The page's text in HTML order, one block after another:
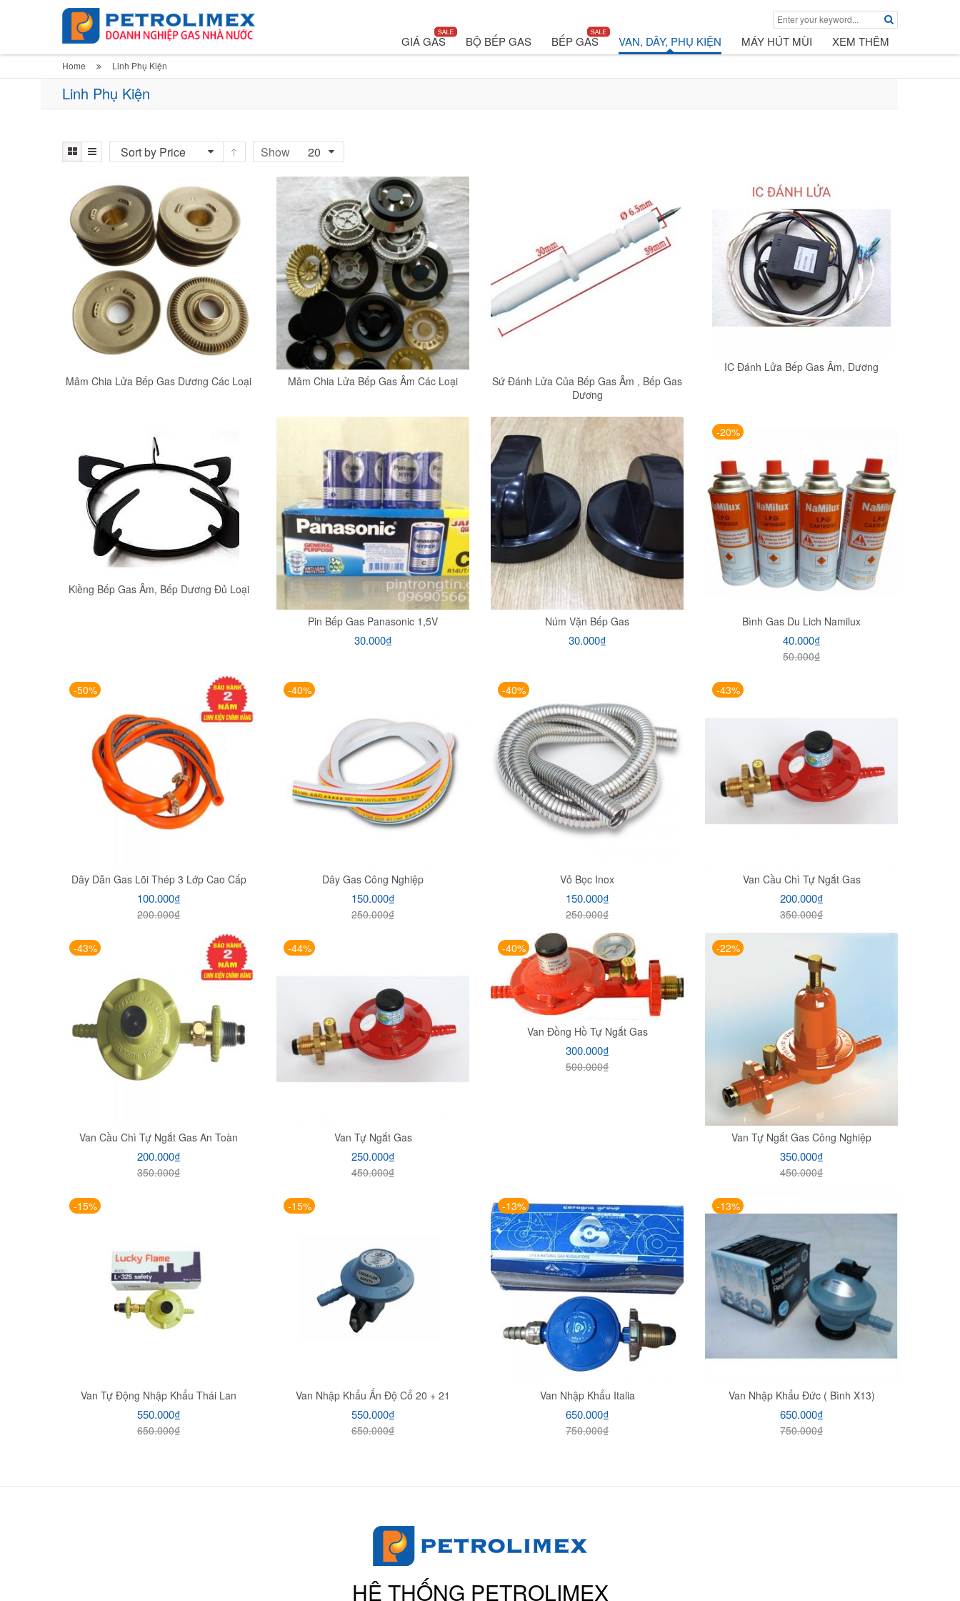
GIÁ GAS BỘ BẾP GAS BẾP GAS VAN, DÂY, PHỤ KIỆN MÁY HÚT MÙI XEM THÊM
Home Linh Phụ Kiện
Linh Phụ Kiện
Sort by Price Show 20
Mâm Chia Lửa Bếp Gas Dương Các Loại Mâm Chia Lửa Bếp Gas Âm Các Loại
Sứ Đánh Lửa Của Bếp Gas Âm , Bếp Gas
Dương
IC Đánh Lửa Bếp Gas Âm, Dương
Kiềng Bếp Gas Âm, Bếp Dương Đủ Loại
Pin Bếp Gas Panasonic 1,5V
30.000₫
Núm Vặn Bếp Gas
30.000₫
-20%
Bình Gas Du Lich Namilux
50.000₫
40.000₫
-50%
Dây Dẫn Gas Lõi Thép 3 Lớp Cao Cấp
200.000₫
100.000₫
-40%
Dây Gas Công Nghiệp
250.000₫
150.000₫
-40%
Vỏ Bọc Inox
250.000₫
150.000₫
-43%
Van Cầu Chì Tự Ngắt Gas
350.000₫
200.000₫
-43%
Van Cầu Chì Tự Ngắt Gas An Toàn
350.000₫
200.000₫
-44%
Van Tự Ngắt Gas
450.000₫
250.000₫
-40%
Van Đồng Hồ Tự Ngắt Gas
500.000₫
300.000₫
-22%
Van Tự Ngắt Gas Công Nghiệp
450.000₫
350.000₫
-15%
Van Tự Động Nhập Khẩu Thái Lan
650.000₫
550.000₫
-15%
Van Nhập Khẩu Ấn Độ Cổ 20 + 21
650.000₫
550.000₫
-13%
Van Nhập Khẩu Italia
750.000₫
650.000₫
-13%
Van Nhập Khẩu Đức ( Bình X13)
750.000₫
650.000₫
HỆ THỐNG PETROLIMEX